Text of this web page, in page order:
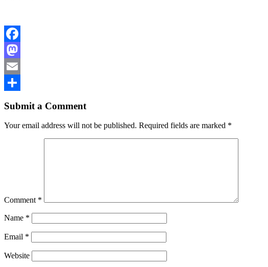
Facebook
Mastodon
Email
Submit a Comment
Your email address will not be published. Required fields are marked *
Comment *
Name *
Email *
Website